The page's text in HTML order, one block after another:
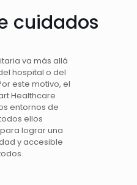
cuidados
va más allá
hospital o del
este motivo, el
Healthcare
entornos de
ellos
lograr una
y accesible